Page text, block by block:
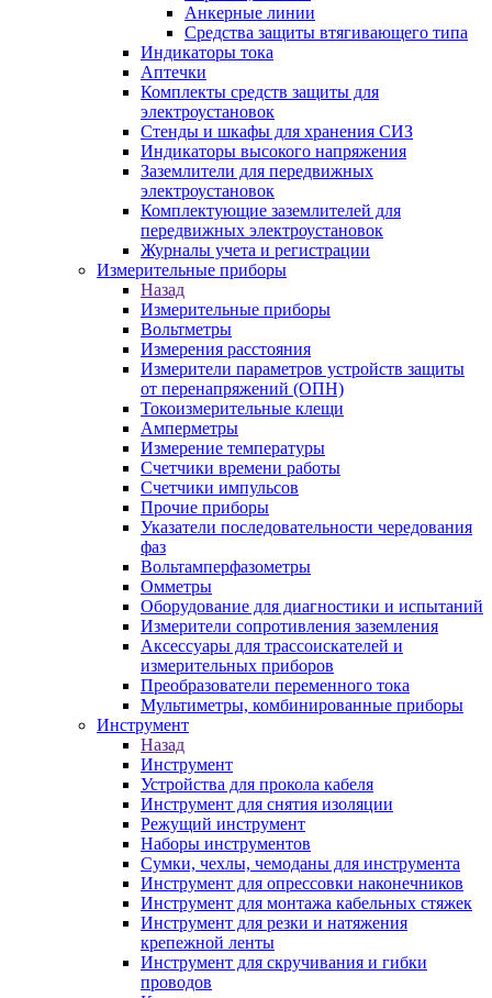
Анкерные линии
Средства защиты втягивающего типа
Индикаторы тока
Аптечки
Комплекты средств защиты для
электроустановок
Стенды и шкафы для хранения СИЗ
Индикаторы высокого напряжения
Заземлители для передвижных
электроустановок
Комплектующие заземлителей для
передвижных электроустановок
Журналы учета и регистрации
Измерительные приборы
Назад
Измерительные приборы
Вольтметры
Измерения расстояния
Измерители параметров устройств защиты
от перенапряжений (ОПН)
Токоизмерительные клещи
Амперметры
Измерение температуры
Счетчики времени работы
Счетчики импульсов
Прочие приборы
Указатели последовательности чередования
фаз
Вольтамперфазометры
Омметры
Оборудование для диагностики и испытаний
Измерители сопротивления заземления
Аксессуары для трассоискателей и
измерительных приборов
Преобразователи переменного тока
Мультиметры, комбинированные приборы
Инструмент
Назад
Инструмент
Устройства для прокола кабеля
Инструмент для снятия изоляции
Режущий инструмент
Наборы инструментов
Сумки, чехлы, чемоданы для инструмента
Инструмент для опрессовки наконечников
Инструмент для монтажа кабельных стяжек
Инструмент для резки и натяжения
крепежной ленты
Инструмент для скручивания и гибки
проводов